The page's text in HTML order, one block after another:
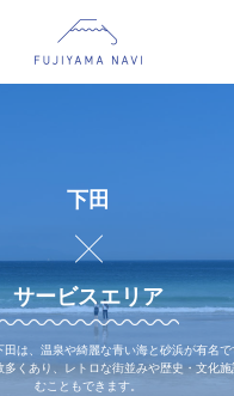
下田
サービスエリア
は、温泉や綺麗な青い海と砂浜が有名で
くあり、レトロな街並みや歴史・文化施
むこともできます。